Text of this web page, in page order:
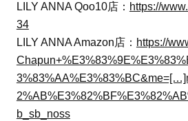
LILY ANNA Qoo10店： https://
34
LILY ANNA Amazon店： https://
b_sb_noss